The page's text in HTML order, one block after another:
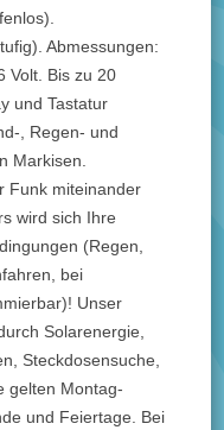
Abmessungen:
Volt. Bis zu 20
und Tastatur
, Regen- und
Markisen.
Funk miteinander
wird sich Ihre
(Regen,
bei
Unser
Solarenergie,
Steckdosensuche,
gelten Montag-
und Feiertage. Bei